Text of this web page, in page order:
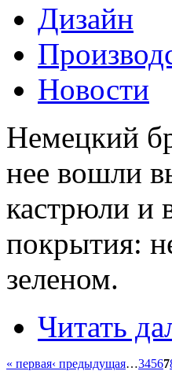
Дизайн
Новости
Немецкий
нее вошли
кастрюли и
покрытия:
зеленом.
Читать
« первая‹ предыдущая…34567